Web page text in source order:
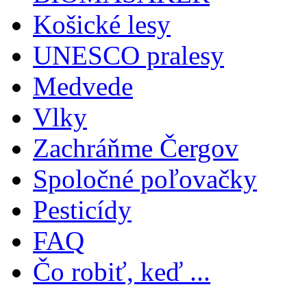
Košické lesy
UNESCO pralesy
Medvede
Vlky
Zachráňme Čergov
Spoločné poľovačky
Pesticídy
FAQ
Čo robiť, keď ...